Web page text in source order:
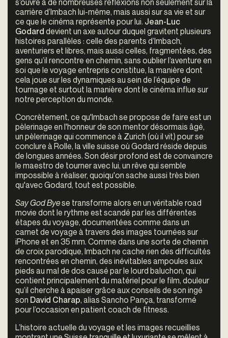
carrière d’Imbach lui-même, mais aussi sur sa vie et sur
ce que le cinéma représente pour lui. Jean-Luc
Godard devient un axe autour duquel gravitent plusieurs
histoires parallèles : celle des parents d’Imbach,
aventuriers et libres, mais aussi celles, fragmentées, des
gens qu’il rencontre en chemin, sans oublier l’aventure en
soi que le voyage entrepris constitue, la manière dont
cela joue sur les dynamiques au sein de l’équipe de
tournage et surtout la manière dont le cinéma influe sur
notre perception du monde.
Concrètement, ce qu'Imbach se propose de faire est un
pèlerinage en l'honneur de son mentor désormais âgé,
un pèlerinage qui commence à Zurich (où il vit) pour se
conclure à Rolle, la ville suisse où Godard réside depuis
de longues années. Son désir profond est de convaincre
le maestro de tourner avec lui, un rêve qui semble
impossible à réaliser, quoiqu'on sache aussi très bien
qu'avec Godard, tout est possible.
Say God Byese transforme alors en un véritable road
movie dont le rythme est scandé par les différentes
étapes du voyage, documentées comme dans un
carnet de voyage à travers des images tournées sur
iPhone et en 35 mm. Comme dans une sorte de chemin
de croix parodique, Imbach ne cache rien des difficultés
rencontrées en chemin, des inévitables ampoules aux
pieds au mal de dos causé par le lourd baluchon, qui
contient principalement du matériel pour le film, douleur
qu’il cherche à apaiser grâce aux conseils de son ingé
son David Charap, alias Sancho Pança, transformé
pour l’occasion en patient coach de fitness.
L’histoire actuelle du voyage et les images recueillies